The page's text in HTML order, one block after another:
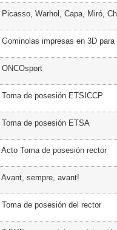
Picasso, Warhol, Capa, Miró,
Gominolas impresas en 3D
Toma de posesión ETSICCP
Toma de posesión ETSA
Acto Toma de posesión rector
Avant, sempre, avant!
Toma de posesión del rector